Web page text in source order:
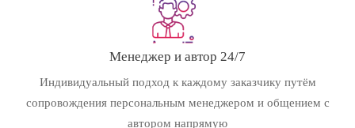
Менеджер и автор 24/7
Индивидуальный подход к каждому заказчику путём
сопровождения персональным менеджером и общением с
автором напрямую